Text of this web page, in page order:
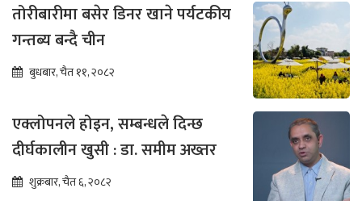
तोरीबारीमा बसेर डिनर खाने पर्यटकीय
गन्तब्य बन्दै चीन
बुधबार, चैत ११, २०८२
एक्लोपनले होइन, सम्बन्धले दिन्छ
दीर्घकालीन खुसी : डा. समीम अख्तर
शुक्रबार, चैत ६, २०८२